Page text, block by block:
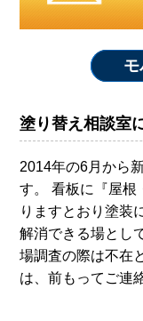
塗り替え相談室
2014年の6月から
す。 看板に『屋根
りますとおり塗装
解消できる場とし
場調査の際は不在
は、前もってご連